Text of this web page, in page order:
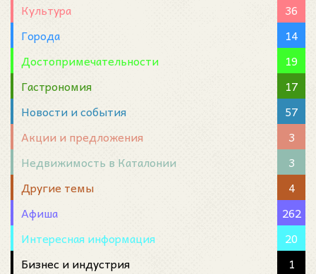
Культура
36
Города
14
Достопримечательности
19
Гастрономия
17
Новости и события
57
Акции и предложения
3
Недвижимость в Каталонии
3
Другие темы
4
Афиша
262
Интересная информация
20
Бизнес и индустрия
1